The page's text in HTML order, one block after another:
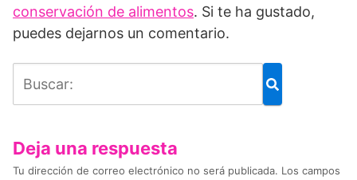
conservación de alimentos. Si te ha gustado,
puedes dejarnos un comentario.
Deja una respuesta
Tu dirección de correo electrónico no será publicada. Los campos